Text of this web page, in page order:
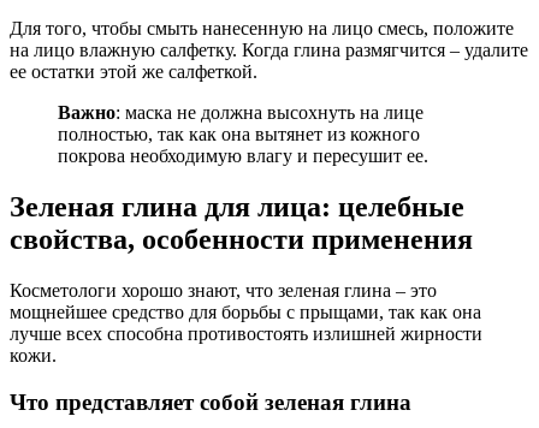
Для того, чтобы смыть нанесенную на лицо смесь, положите
на лицо влажную салфетку. Когда глина размягчится – удалите
ее остатки этой же салфеткой.
Важно: маска не должна высохнуть на лице
полностью, так как она вытянет из кожного
покрова необходимую влагу и пересушит ее.
Зеленая глина для лица: целебные
свойства, особенности применения
Косметологи хорошо знают, что зеленая глина – это
мощнейшее средство для борьбы с прыщами, так как она
лучше всех способна противостоять излишней жирности
кожи.
Что представляет собой зеленая глина